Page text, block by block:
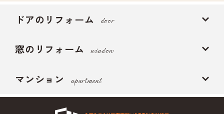
ドアのリフォーム door
窓のリフォーム window
マンション apartment